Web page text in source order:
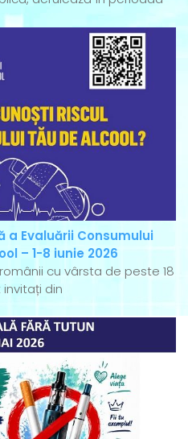
Evaluării Consumului
– 1-8 iunie 2026
cu vârsta de peste 18
invitați din